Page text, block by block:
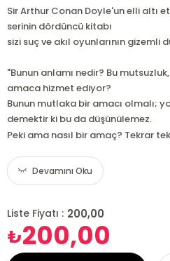
Sir Arthur Conan Doyle'un elli altı
serinin dördüncü kitabı
sizi suç ve akıl oyunlarının
"Bunun anlamı nedir? Bu
amaca hizmet ediyor?
Bunun mutlaka bir amacı olmalı;
demektir ki bu da düşünülemez.
Peki ama nasıl bir amaç? Tekrar
Devamını Oku
Liste Fiyatı : 200,00
₺200,00